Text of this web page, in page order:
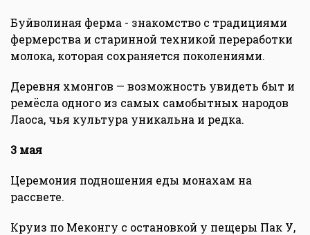
Буйволиная ферма - знакомство с традициями
фермерства и старинной техникой переработки
молока, которая сохраняется поколениями.
Деревня хмонгов — возможность увидеть быт и
ремёсла одного из самых самобытных народов
Лаоса, чья культура уникальна и редка.
3 мая
Церемония подношения еды монахам на
рассвете.
Круиз по Меконгу с остановкой у пещеры Пак У,